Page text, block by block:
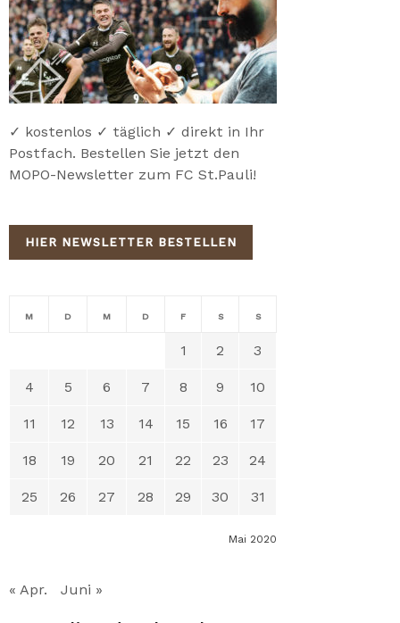
✓ kostenlos ✓ täglich ✓ direkt in Ihr
Postfach. Bestellen Sie jetzt den
MOPO-Newsletter zum FC St.Pauli!
HIER NEWSLETTER BESTELLEN
Mai 2020
M D M D F S S
1 2 3
4 5 6 7 8 9 10
11 12 13 14 15 16 17
18 19 20 21 22 23 24
25 26 27 28 29 30 31
« Apr. Juni »